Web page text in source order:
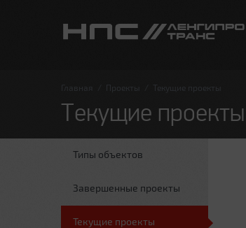
Главная Проекты Текущие проекты
Текущие проекты
Типы объектов
Завершенные проекты
Текущие проекты